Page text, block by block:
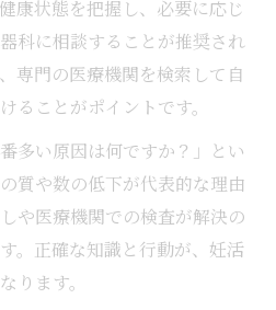
康状態を把握し、必要に応じ
科に相談することが推奨され
専門の医療機関を検索して自
ることがポイントです。
多い原因は何ですか？」とい
質や数の低下が代表的な理由
や医療機関での検査が解決の
。正確な知識と行動が、妊活
ります。